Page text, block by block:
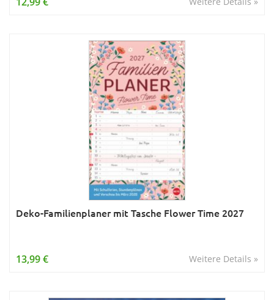
Deko-Familienplaner mit Tasche Flower Time 2027
Weitere Details »
13,99 €